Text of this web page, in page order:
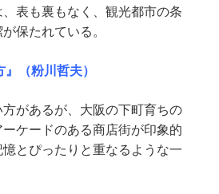
表も裏もなく、観光都市の条
保たれている。
』（粉川哲夫）
があるが、大阪の下町育ちの
ケードのある商店街が印象的
とぴったりと重なるような一